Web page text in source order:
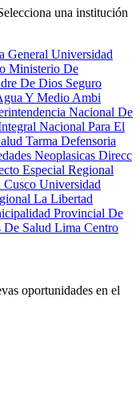
una institución
General Universidad
Ministerio De
De Dios Seguro
Y Medio Ambi
Nacional De
Nacional Para El
Tarma Defensoria
Neoplasicas Direcc
Especial Regional
Cusco Universidad
La Libertad
Provincial De
De Salud Lima Centro
oportunidades en el